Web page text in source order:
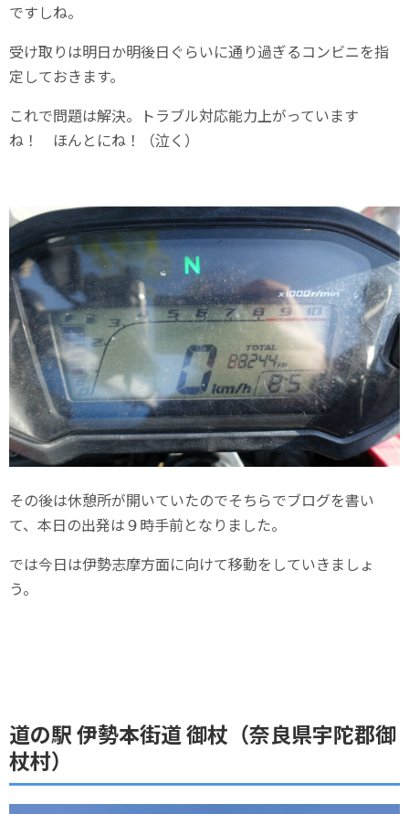
ですしね。
受け取りは明日か明後日ぐらいに通り過ぎるコンビニを指
定しておきます。
これで問題は解決。トラブル対応能力上がっています
ね！ ほんとにね！（泣く）
その後は休憩所が開いていたのでそちらでブログを書い
て、本日の出発は９時手前となりました。
では今日は伊勢志摩方面に向けて移動をしていきましょ
う。
道の駅 伊勢本街道 御杖（奈良県宇陀郡御
杖村）